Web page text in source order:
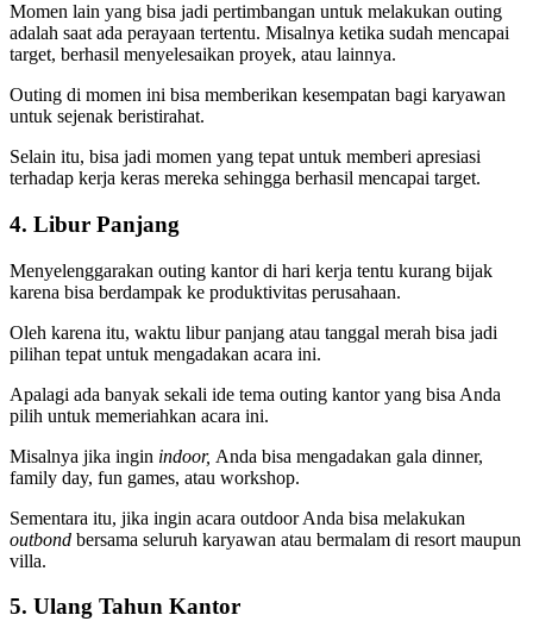
Momen lain yang bisa jadi pertimbangan untuk melakukan outing
adalah saat ada perayaan tertentu. Misalnya ketika sudah mencapai
target, berhasil menyelesaikan proyek, atau lainnya.
Outing di momen ini bisa memberikan kesempatan bagi karyawan
untuk sejenak beristirahat.
Selain itu, bisa jadi momen yang tepat untuk memberi apresiasi
terhadap kerja keras mereka sehingga berhasil mencapai target.
4. Libur Panjang
Menyelenggarakan outing kantor di hari kerja tentu kurang bijak
karena bisa berdampak ke produktivitas perusahaan.
Oleh karena itu, waktu libur panjang atau tanggal merah bisa jadi
pilihan tepat untuk mengadakan acara ini.
Apalagi ada banyak sekali ide tema outing kantor yang bisa Anda
pilih untuk memeriahkan acara ini.
Misalnya jika ingin indoor, Anda bisa mengadakan gala dinner,
family day, fun games, atau workshop.
Sementara itu, jika ingin acara outdoor Anda bisa melakukan
outbond bersama seluruh karyawan atau bermalam di resort maupun
villa.
5. Ulang Tahun Kantor